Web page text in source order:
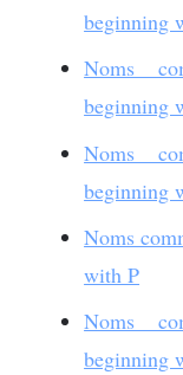
beginning
Noms
beginning
Noms
beginning
Noms
with P
Noms
beginning